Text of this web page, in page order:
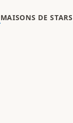
MAISONS DE STARS